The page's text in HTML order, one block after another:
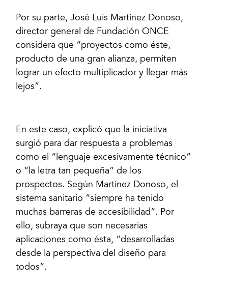
Por su parte, José Luis Martínez Donoso,
director general de Fundación ONCE
considera que “proyectos como éste,
producto de una gran alianza, permiten
lograr un efecto multiplicador y llegar más
lejos”.
En este caso, explicó que la iniciativa
surgió para dar respuesta a problemas
como el “lenguaje excesivamente técnico”
o “la letra tan pequeña” de los
prospectos. Según Martínez Donoso, el
sistema sanitario “siempre ha tenido
muchas barreras de accesibilidad”. Por
ello, subraya que son necesarias
aplicaciones como ésta, “desarrolladas
desde la perspectiva del diseño para
todos”.